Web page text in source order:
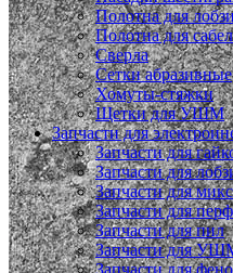
Полотна для
Полотна для
Сверла
Сетки абразивные
Хомуты-стяжки
Щетки для УШМ
Запчасти для
Запчасти для
Запчасти для
Запчасти для
Запчасти для
Запчасти для пил
Запчасти для
Запчасти для